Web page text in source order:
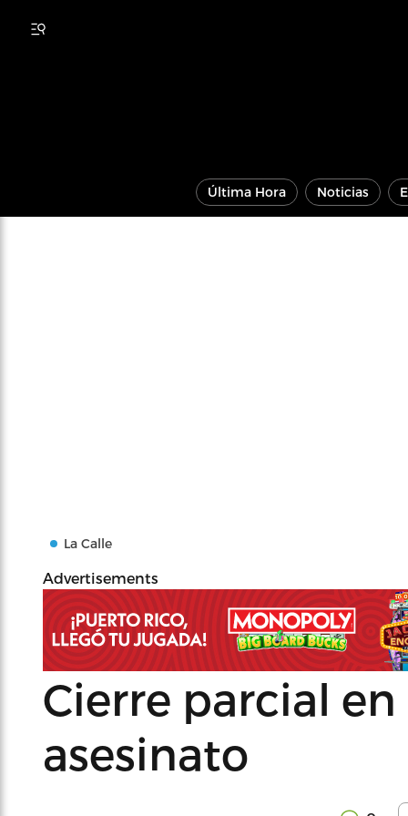
Última Hora Noticias
La Calle
Advertisements
Cierre parcial
asesinato